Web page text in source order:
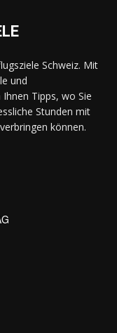
Schweiz. Mit
und
Tipps, wo Sie
Stunden mit
können.